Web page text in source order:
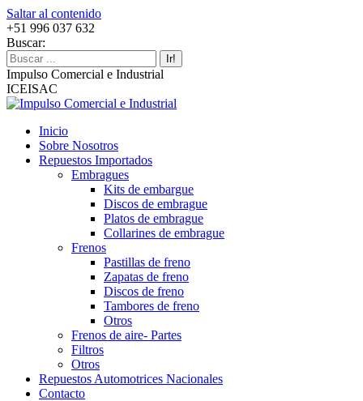
Saltar al contenido
+51 996 037 632
Buscar:
Impulso Comercial e Industrial
ICEISAC
Inicio
Sobre Nosotros
Repuestos Importados
Embragues
Kits de embargue
Discos de embrague
Platos de embrague
Collarines de embrague
Frenos
Pastillas de freno
Zapatas de freno
Discos de freno
Tambores de freno
Otros
Frenos de aire- Partes
Filtros
Otros
Repuestos Automotrices Nacionales
Contacto